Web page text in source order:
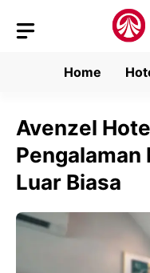
Home
Avenzel
Pengalaman
Luar Biasa